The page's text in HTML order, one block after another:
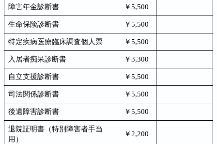
障害年金診断書 ￥5,500
生命保険診断書 ￥5,500
特定疾病医療臨床調査個人票 ￥5,500
入居者痴呆診断書 ￥3,300
自立支援診断書 ￥5,500
司法関係診断書 ￥5,500
後遺障害診断書 ￥5,500
退院証明書（特別障害者手当
用）
￥2,200